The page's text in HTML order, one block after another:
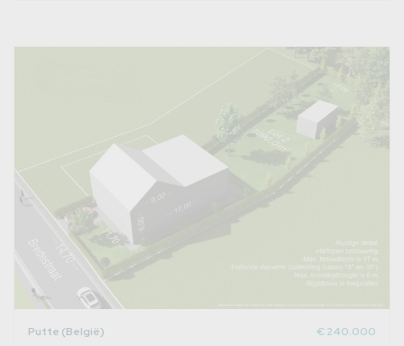
Putte (België)
€ 240.000